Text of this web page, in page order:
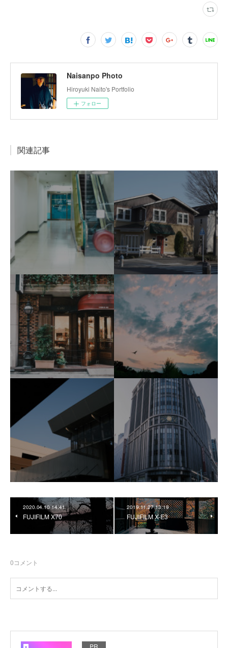
Naisanpo Photo
Hiroyuki Naito's Portfolio
フォロー
関連記事
2020.04.10 14:41
FUJIFILM X70
2019.11.27 13:19
FUJIFILM X-E3
0コメント
PR